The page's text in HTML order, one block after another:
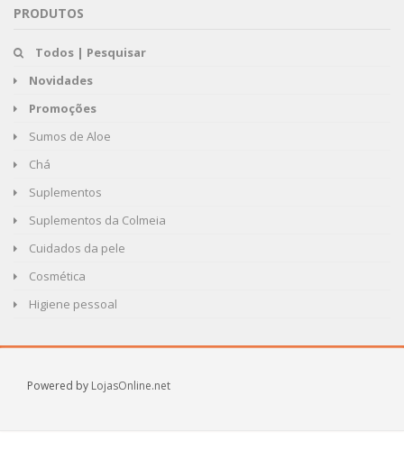
PRODUTOS
Todos | Pesquisar
Novidades
Promoções
Sumos de Aloe
Chá
Suplementos
Suplementos da Colmeia
Cuidados da pele
Cosmética
Higiene pessoal
Powered by LojasOnline.net